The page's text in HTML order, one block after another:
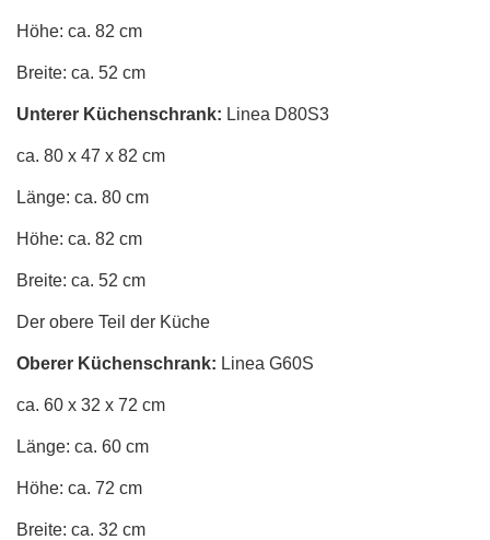
Höhe: ca. 82 cm
Breite: ca. 52 cm
Unterer Küchenschrank: Linea D80S3
ca. 80 x 47 x 82 cm
Länge: ca. 80 cm
Höhe: ca. 82 cm
Breite: ca. 52 cm
Der obere Teil der Küche
Oberer Küchenschrank: Linea G60S
ca. 60 x 32 x 72 cm
Länge: ca. 60 cm
Höhe: ca. 72 cm
Breite: ca. 32 cm